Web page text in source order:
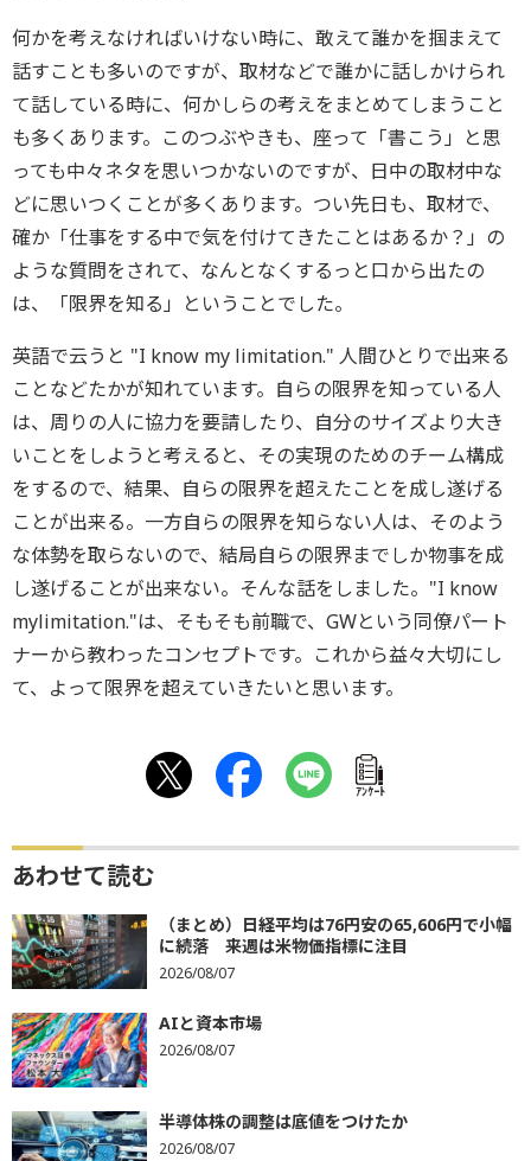
何かを考えなければいけない時に、敢えて誰かを掴まえて
話すことも多いのですが、取材などで誰かに話しかけられ
て話している時に、何かしらの考えをまとめてしまうこと
も多くあります。このつぶやきも、座って「書こう」と思
っても中々ネタを思いつかないのですが、日中の取材中な
どに思いつくことが多くあります。つい先日も、取材で、
確か「仕事をする中で気を付けてきたことはあるか？」の
ような質問をされて、なんとなくするっと口から出たの
は、「限界を知る」ということでした。
英語で云うと "I know my limitation." 人間ひとりで出来る
ことなどたかが知れています。自らの限界を知っている人
は、周りの人に協力を要請したり、自分のサイズより大き
いことをしようと考えると、その実現のためのチーム構成
をするので、結果、自らの限界を超えたことを成し遂げる
ことが出来る。一方自らの限界を知らない人は、そのよう
な体勢を取らないので、結局自らの限界までしか物事を成
し遂げることが出来ない。そんな話をしました。"I know
mylimitation."は、そもそも前職で、GWという同僚パート
ナーから教わったコンセプトです。これから益々大切にし
て、よって限界を超えていきたいと思います。
ｱﾝｹｰﾄ
あわせて読む
（まとめ）日経平均は76円安の65,606円で小幅
に続落 来週は米物価指標に注目
2026/08/07
AIと資本市場
2026/08/07
半導体株の調整は底値をつけたか
2026/08/07